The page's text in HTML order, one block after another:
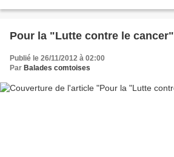
Pour la "Lutte contre le cancer"
Publié le 26/11/2012 à 02:00
Par Balades comtoises